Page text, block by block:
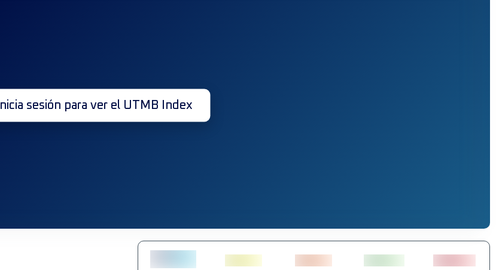
Inicia sesión para ver el UTMB Index